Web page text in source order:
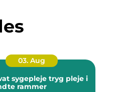
03. Aug
sygepleje tryg pleje i
rammer